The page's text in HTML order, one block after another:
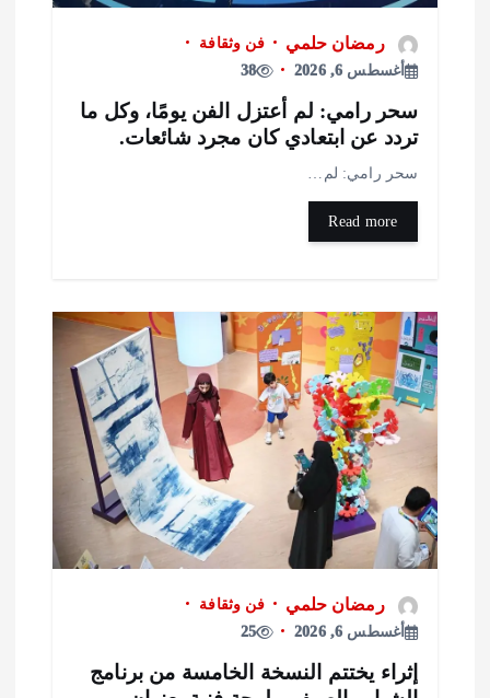
رمضان حلمي
فن وثقافة
أغسطس 6, 2026
38
رامي: لم أعتزل الفن يومًا، وكل ما
عن ابتعادي كان مجرد شائعات.
رامي: لم…
رمضان حلمي
فن وثقافة
أغسطس 6, 2026
25
يختتم النسخة الخامسة من برنامج